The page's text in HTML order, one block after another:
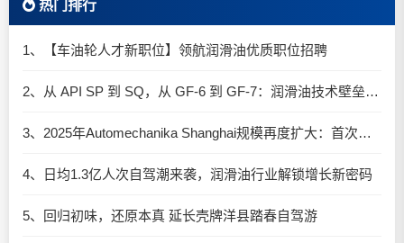
热门排行
1、【车油轮人才新职位】领航润滑油优质职位招聘
2、从 API SP 到 SQ，从 GF-6 到 GF-7：润滑油技术壁垒再升高，你准备好了吗？
3、2025年Automechanika Shanghai规模再度扩大：首次启用国家会展中心（上海）全部15个展馆
4、日均1.3亿人次自驾潮来袭，润滑油行业解锁增长新密码​
5、回归初味，还原本真 延长壳牌洋县踏春自驾游